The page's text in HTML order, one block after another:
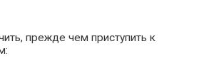
прежде чем приступить к